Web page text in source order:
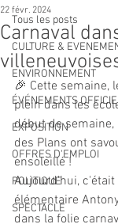
Tous les posts
CULTURE &
ENVIRONNEMENT
ÉVÉNEMENTS
EXPOSITION
OFFRES D'EMPLOI
POLITIQUE
SPECTACLE
Carnaval
22 févr. 2024
🎉 Cette semaine,
plein dans les
début de semaine,
des Plans ont
ensoleillé !
Aujourd'hui, c'était
élémentaire
dans la folie